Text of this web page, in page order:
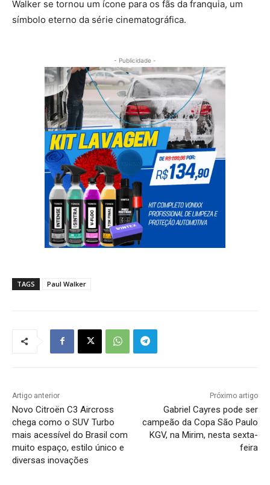
Walker se tornou um ícone para os fãs da franquia, um
símbolo eterno da série cinematográfica.
- Publicidade -
TAGS Paul Walker
Artigo anterior
Novo Citroën C3 Aircross
chega como o SUV Turbo
mais acessível do Brasil com
muito espaço, estilo único e
diversas inovações
Próximo artigo
Gabriel Cayres pode ser
campeão da Copa São Paulo
KGV, na Mirim, nesta sexta-
feira